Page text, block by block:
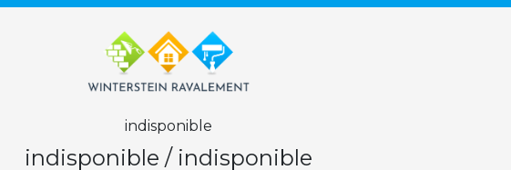
indisponible
indisponible / indisponible